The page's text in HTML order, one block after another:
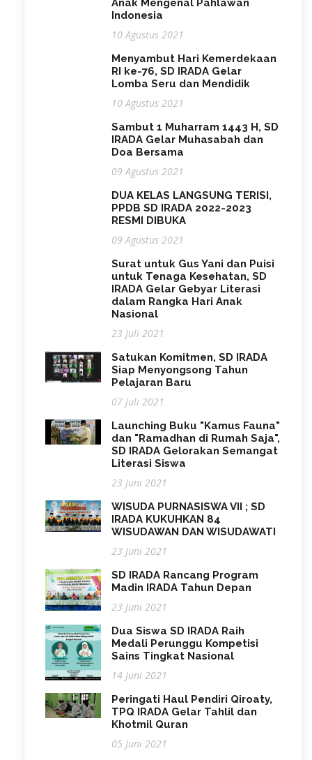
Indonesia
10 Agustus 2021
Menyambut Hari Kemerdekaan
RI ke-76, SD IRADA Gelar
Lomba Seru dan Mendidik
10 Agustus 2021
Sambut 1 Muharram 1443 H, SD
IRADA Gelar Muhasabah dan
Doa Bersama
09 Agustus 2021
DUA KELAS LANGSUNG TERISI,
PPDB SD IRADA 2022-2023
RESMI DIBUKA
09 Agustus 2021
Surat untuk Gus Yani dan Puisi
untuk Tenaga Kesehatan, SD
IRADA Gelar Gebyar Literasi
dalam Rangka Hari Anak
Nasional
23 Juli 2021
Satukan Komitmen, SD IRADA
Siap Menyongsong Tahun
Pelajaran Baru
07 Juli 2021
Launching Buku "Kamus Fauna"
dan "Ramadhan di Rumah Saja",
SD IRADA Gelorakan Semangat
Literasi Siswa
23 Juni 2021
WISUDA PURNASISWA VII ; SD
IRADA KUKUHKAN 84
WISUDAWAN DAN WISUDAWATI
23 Juni 2021
SD IRADA Rancang Program
Madin IRADA Tahun Depan
23 Juni 2021
Dua Siswa SD IRADA Raih
Medali Perunggu Kompetisi
Sains Tingkat Nasional
14 Juni 2021
Peringati Haul Pendiri Qiroaty,
TPQ IRADA Gelar Tahlil dan
Khotmil Quran
05 Juni 2021